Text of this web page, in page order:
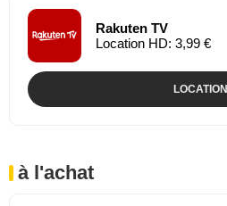
Rakuten TV
Location HD: 3,99 €
LOCATION
à l'achat